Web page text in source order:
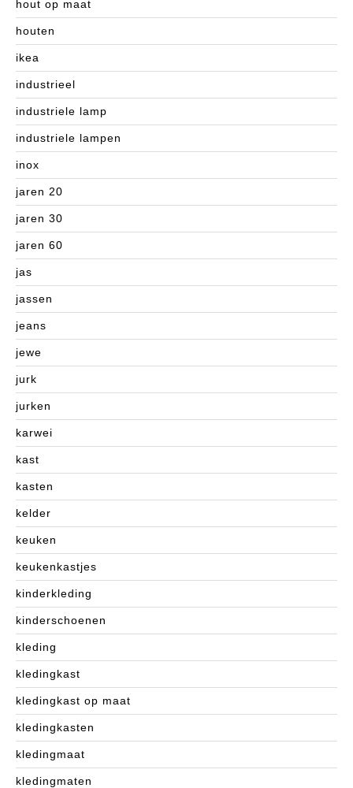
hout op maat
houten
ikea
industrieel
industriele lamp
industriele lampen
inox
jaren 20
jaren 30
jaren 60
jas
jassen
jeans
jewe
jurk
jurken
karwei
kast
kasten
kelder
keuken
keukenkastjes
kinderkleding
kinderschoenen
kleding
kledingkast
kledingkast op maat
kledingkasten
kledingmaat
kledingmaten